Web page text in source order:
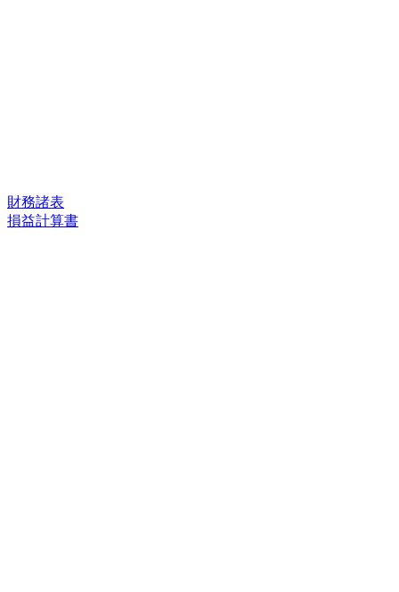
財務諸表
損益計算書